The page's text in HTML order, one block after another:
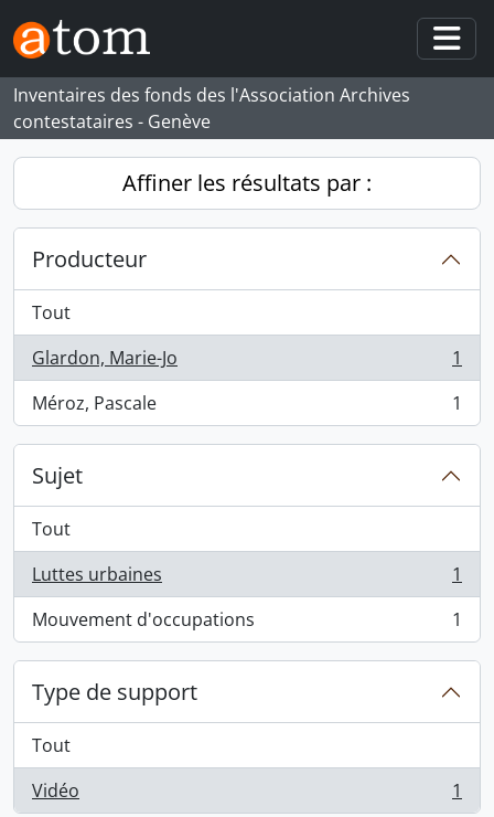
Skip to main content
Inventaires des fonds des l'Association Archives
contestataires - Genève
Affiner les résultats par :
Producteur
Tout
Glardon, Marie-Jo
, 1 résultats
1
Méroz, Pascale
, 1 résultats 1
Sujet
Tout
Luttes urbaines
, 1 résultats
1
Mouvement d'occupations
, 1 résultats 1
Type de support
Tout
Vidéo
, 1 résultats 1